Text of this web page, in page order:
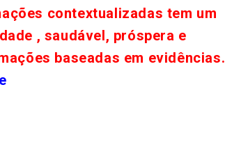
contextualizadas tem um
, saudável, próspera e
baseadas em evidências.